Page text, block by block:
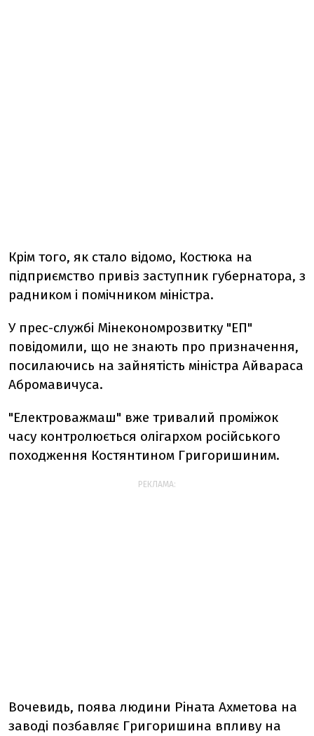
Крім того, як стало відомо, Костюка на
підприємство привіз заступник губернатора, з
радником і помічником міністра.
У прес-службі Мінекономрозвитку "ЕП"
повідомили, що не знають про призначення,
посилаючись на зайнятість міністра Айвараса
Абромавичуса.
"Електроважмаш" вже тривалий проміжок
часу контролюється олігархом російського
походження Костянтином Григоришиним.
РЕКЛАМА:
Вочевидь, поява людини Ріната Ахметова на
заводі позбавляє Григоришина впливу на